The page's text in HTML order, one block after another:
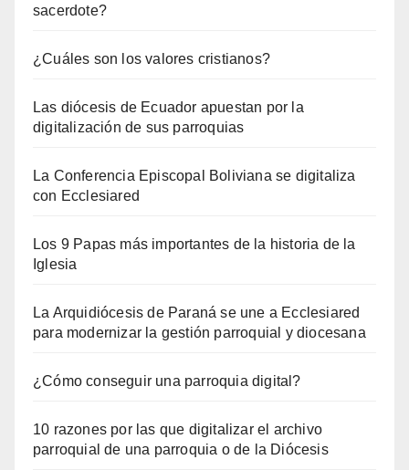
sacerdote?
¿Cuáles son los valores cristianos?
Las diócesis de Ecuador apuestan por la
digitalización de sus parroquias
La Conferencia Episcopal Boliviana se digitaliza
con Ecclesiared
Los 9 Papas más importantes de la historia de la
Iglesia
La Arquidiócesis de Paraná se une a Ecclesiared
para modernizar la gestión parroquial y diocesana
¿Cómo conseguir una parroquia digital?
10 razones por las que digitalizar el archivo
parroquial de una parroquia o de la Diócesis